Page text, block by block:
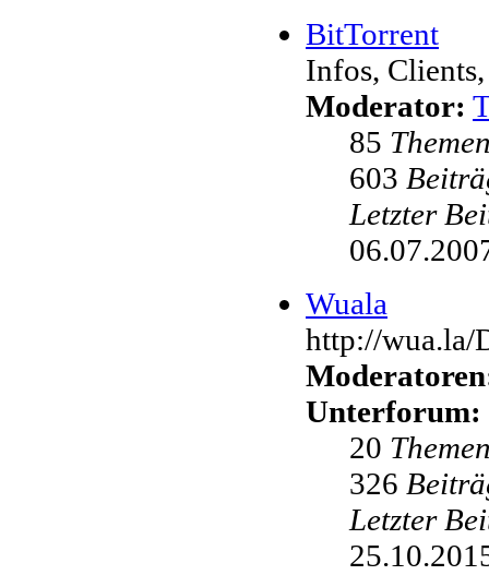
BitTorrent
Infos,
Moderator:
85
603
Letzter
Wuala
http://wua.la/
Unterforum:
20
326
Letzter